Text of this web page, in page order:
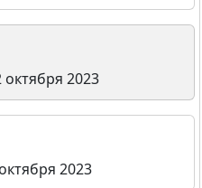
октября 2023
2023